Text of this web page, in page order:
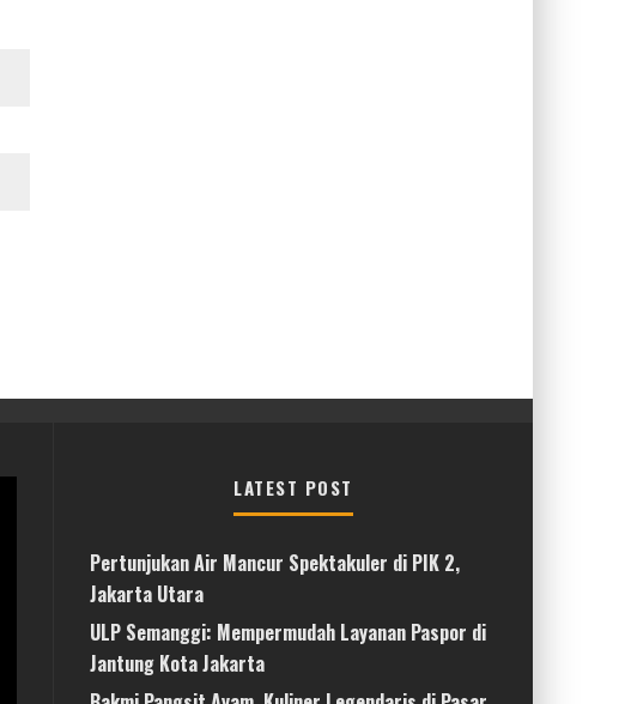
LATEST POST
Pertunjukan Air Mancur Spektakuler di PIK 2,
Jakarta Utara
ULP Semanggi: Mempermudah Layanan Paspor di
Jantung Kota Jakarta